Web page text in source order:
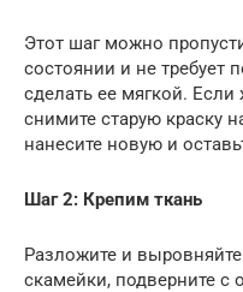
Этот шаг можно
состоянии и не требует
сделать ее мягкой.
снимите старую краску
нанесите новую и
Шаг 2: Крепим ткань
Разложите и
скамейки, подверните с